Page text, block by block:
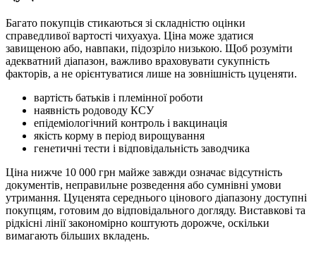
Багато покупців стикаються зі складністю оцінки
справедливої вартості чихуахуа. Ціна може здатися
завищеною або, навпаки, підозріло низькою. Щоб розуміти
адекватний діапазон, важливо враховувати сукупність
факторів, а не орієнтуватися лише на зовнішність цуценяти.
вартість батьків і племінної роботи
наявність родоводу КСУ
епідеміологічний контроль і вакцинація
якість корму в період вирощування
генетичні тести і відповідальність заводчика
Ціна нижче 10 000 грн майже завжди означає відсутність
документів, неправильне розведення або сумнівні умови
утримання. Цуценята середнього цінового діапазону доступні
покупцям, готовим до відповідального догляду. Виставкові та
рідкісні лінії закономірно коштують дорожче, оскільки
вимагають більших вкладень.